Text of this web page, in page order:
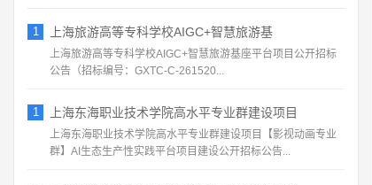
1 上海旅游高等专科学校AIGC+智慧旅游基
上海旅游高等专科学校AIGC+智慧旅游基座平台项目公开招标
公告（招标编号：GXTC‑C‑261520...
1 上海东海职业技术学院高水平专业群建设项目
上海东海职业技术学院高水平专业群建设项目【影视动画专业
群】AI生态生产性实践平台项目建设公开招标公告...